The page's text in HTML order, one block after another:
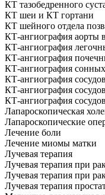
КТ тазобедренного
КТ шеи и КТ гортани
КТ шейного отдела
КТ-ангиография аорты
КТ-ангиография
КТ-ангиография
КТ-ангиография
КТ-ангиография
КТ-ангиография
КТ-ангиография
Лапароскопическая
Лапароскопические
Лечение боли
Лечение миомы матки
Лучевая терапия
Лучевая терапия при
Лучевая терапия при
Лучевая терапия